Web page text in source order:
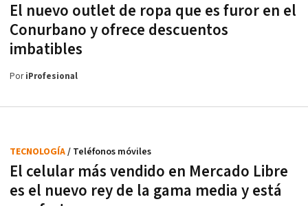
El nuevo outlet de ropa que es furor en el
Conurbano y ofrece descuentos
imbatibles
PoriProfesional
El celular más vendido en Mercado Libre
es el nuevo rey de la gama media y está
TECNOLOGÍA/ Teléfonos móviles